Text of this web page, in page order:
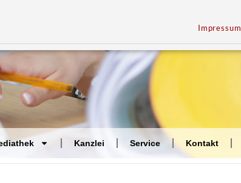
Impressum
Kanzlei Service Kontakt